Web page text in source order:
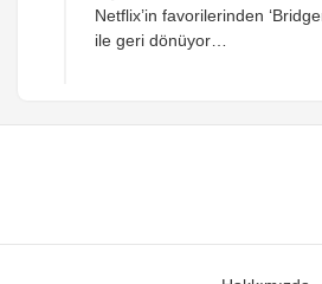
Netflix’in favorilerinden
ile geri dönüyor…